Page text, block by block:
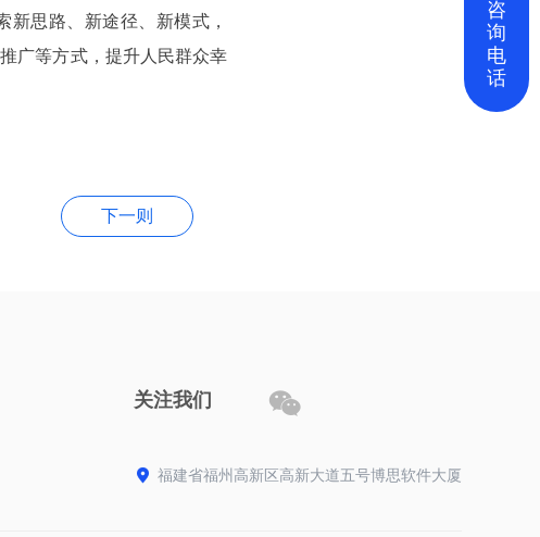
思路、新途径、新模式，
广等方式，提升人民群众幸
下一则
关注我们 
 福建省福州高新区高新大道五号博思软件大厦
咨
询
电
话